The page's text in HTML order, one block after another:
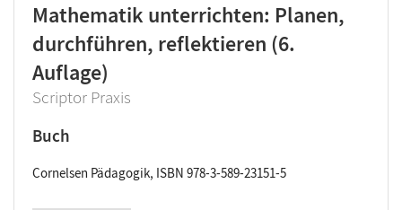
Mathematik unterrichten: Planen,
durchführen, reflektieren (6.
Auflage)
Scriptor Praxis
Buch
Cornelsen Pädagogik, ISBN 978-3-589-23151-5